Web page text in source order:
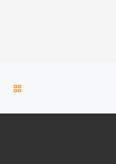
RETOUR À LA